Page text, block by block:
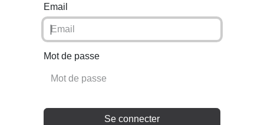
Email
Mot de passe
Se connecter